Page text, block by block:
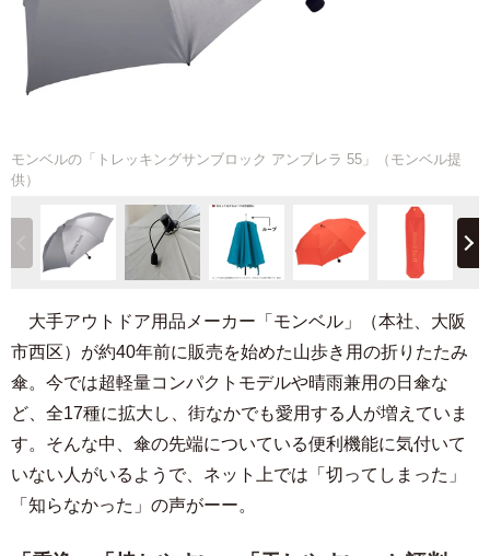
モンベルの「トレッキングサンブロック アンブレラ 55」（モンベル提
供）
大手アウトドア用品メーカー「モンベル」（本社、大阪
市西区）が約40年前に販売を始めた山歩き用の折りたたみ
傘。今では超軽量コンパクトモデルや晴雨兼用の日傘な
ど、全17種に拡大し、街なかでも愛用する人が増えていま
す。そんな中、傘の先端についている便利機能に気付いて
いない人がいるようで、ネット上では「切ってしまった」
「知らなかった」の声がーー。